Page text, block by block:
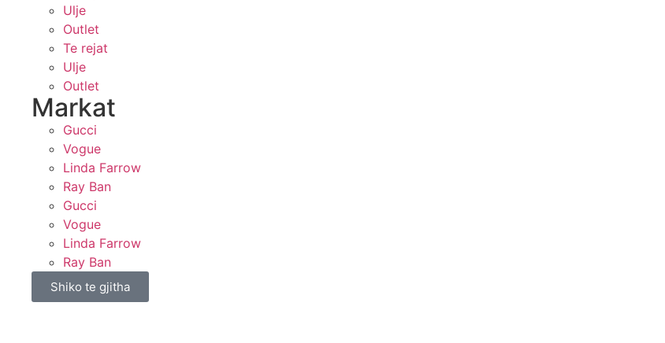
Ulje
Outlet
Te rejat
Ulje
Outlet
Markat
Gucci
Vogue
Linda Farrow
Ray Ban
Gucci
Vogue
Linda Farrow
Ray Ban
Shiko te gjitha